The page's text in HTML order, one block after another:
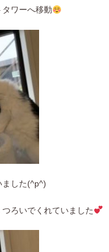
ワーへ移動
ました(^p^)
ろいでくれていました